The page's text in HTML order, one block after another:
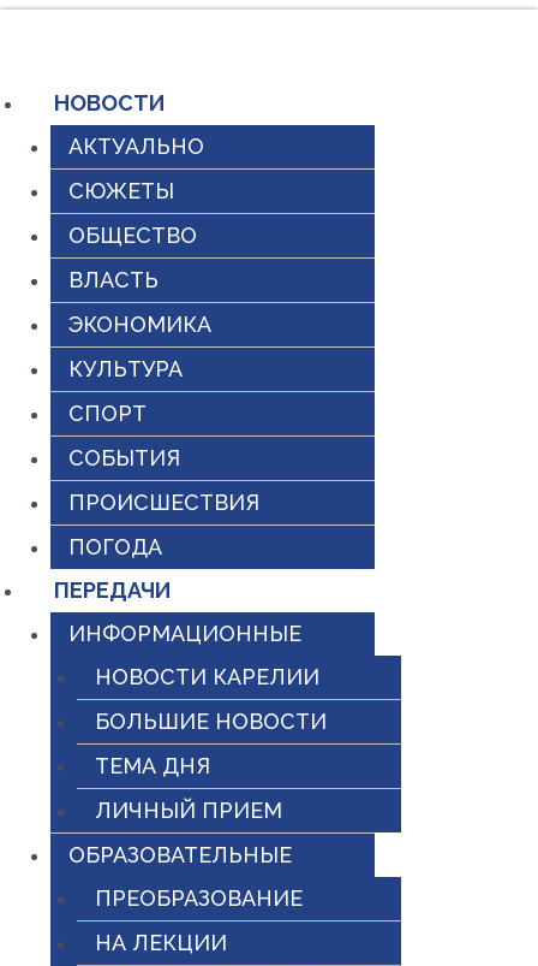
содержимому
НОВОСТИ
АКТУАЛЬНО
СЮЖЕТЫ
ОБЩЕСТВО
ВЛАСТЬ
ЭКОНОМИКА
КУЛЬТУРА
СПОРТ
СОБЫТИЯ
ПРОИСШЕСТВИЯ
ПОГОДА
ПЕРЕДАЧИ
ИНФОРМАЦИОННЫЕ
НОВОСТИ КАРЕЛИИ
БОЛЬШИЕ НОВОСТИ
ТЕМА ДНЯ
ЛИЧНЫЙ ПРИЕМ
ОБРАЗОВАТЕЛЬНЫЕ
ПРЕОБРАЗОВАНИЕ
НА ЛЕКЦИИ